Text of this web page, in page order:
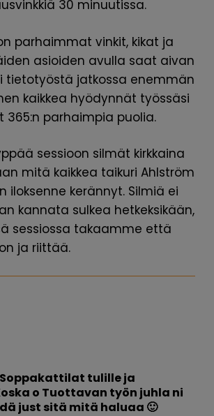
30 minuutissa.
parhaimmat vinkit, kikat ja
asioiden avulla saat aivan
tietotyöstä jatkossa enemmän
kaikkea hyödynnät työssäsi
365:n parhaimpia puolia.
sessioon silmät kirkkaina
mitä kaikkea taikuri Ahlström
iloksenne kerännyt. Silmiä ei
kannata sulkea hetkeksikään,
sessiossa takaamme että
ja riittää.
Soppakattilat tulille ja
o Tuottavan työn juhla ni
just sitä mitä haluaa 🙂